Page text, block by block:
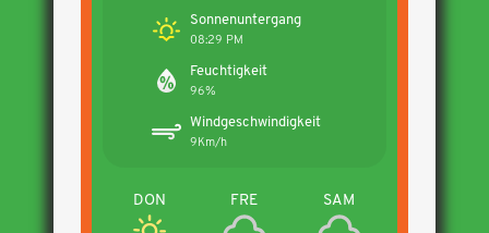
Sonnenuntergang
08:29 PM
Feuchtigkeit
96%
Windgeschwindigkeit
9Km/h
DON FRE SAM